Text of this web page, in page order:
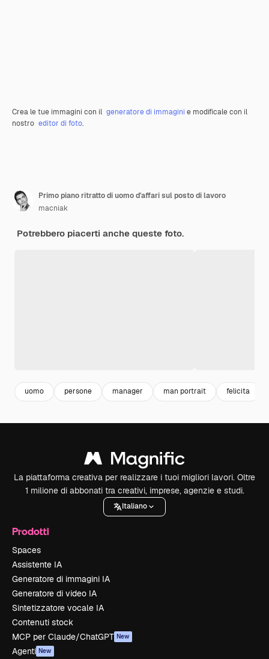
Crea le tue immagini con il generatore di immagini e modificale con il
nostro editor di foto.
Primo piano ritratto di uomo d'affari sul posto di lavoro
macniak
Potrebbero piacerti anche queste foto.
uomo persone manager man portrait felicita
La piattaforma creativa per realizzare i tuoi migliori lavori. Oltre
1 milione di abbonati tra creativi, imprese, agenzie e studi.
Italiano
Prodotti
Spaces
Assistente IA
Generatore di immagini IA
Generatore di video IA
Sintetizzatore vocale IA
Contenuti stock
MCP per Claude/ChatGPT New
Agenti New